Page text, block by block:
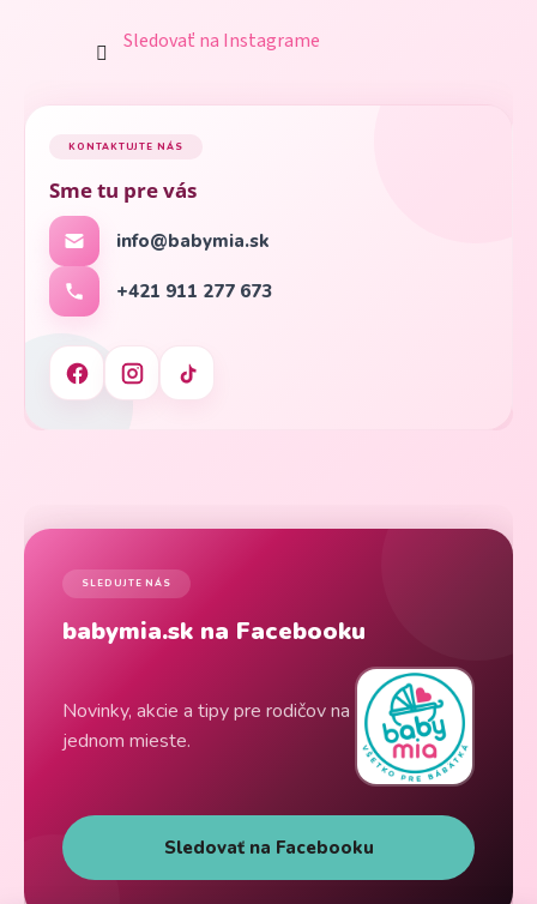
Sledovať na Instagrame
KONTAKTUJTE NÁS
Sme tu pre vás
info@babymia.sk
+421 911 277 673
SLEDUJTE NÁS
babymia.sk na Facebooku
Novinky, akcie a tipy pre rodičov na
jednom mieste.
Sledovať na Facebooku